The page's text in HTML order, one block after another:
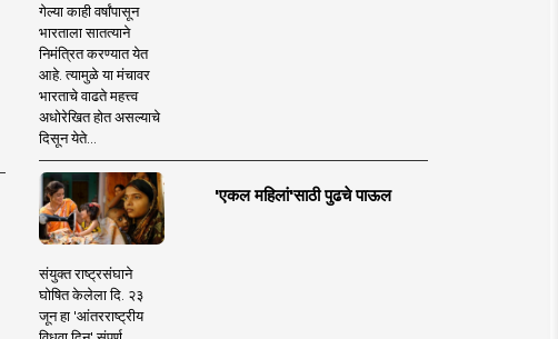
गेल्या काही वर्षांपासून
भारताला सातत्याने
निमंत्रित करण्यात येत
आहे. त्यामुळे या मंचावर
भारताचे वाढते महत्त्व
अधोरेखित होत असल्याचे
दिसून येते...
'एकल महिलां'साठी पुढचे पाऊल
संयुक्त राष्ट्रसंघाने
घोषित केलेला दि. २३
जून हा 'आंतरराष्ट्रीय